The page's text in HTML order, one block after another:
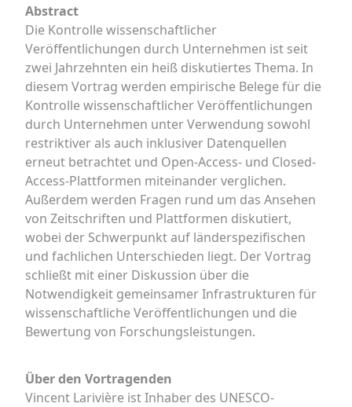
Abstract
Die Kontrolle wissenschaftlicher
Veröffentlichungen durch Unternehmen ist seit
zwei Jahrzehnten ein heiß diskutiertes Thema. In
diesem Vortrag werden empirische Belege für die
Kontrolle wissenschaftlicher Veröffentlichungen
durch Unternehmen unter Verwendung sowohl
restriktiver als auch inklusiver Datenquellen
erneut betrachtet und Open-Access- und Closed-
Access-Plattformen miteinander verglichen.
Außerdem werden Fragen rund um das Ansehen
von Zeitschriften und Plattformen diskutiert,
wobei der Schwerpunkt auf länderspezifischen
und fachlichen Unterschieden liegt. Der Vortrag
schließt mit einer Diskussion über die
Notwendigkeit gemeinsamer Infrastrukturen für
wissenschaftliche Veröffentlichungen und die
Bewertung von Forschungsleistungen.
Über den Vortragenden
Vincent Larivière ist Inhaber des UNESCO-